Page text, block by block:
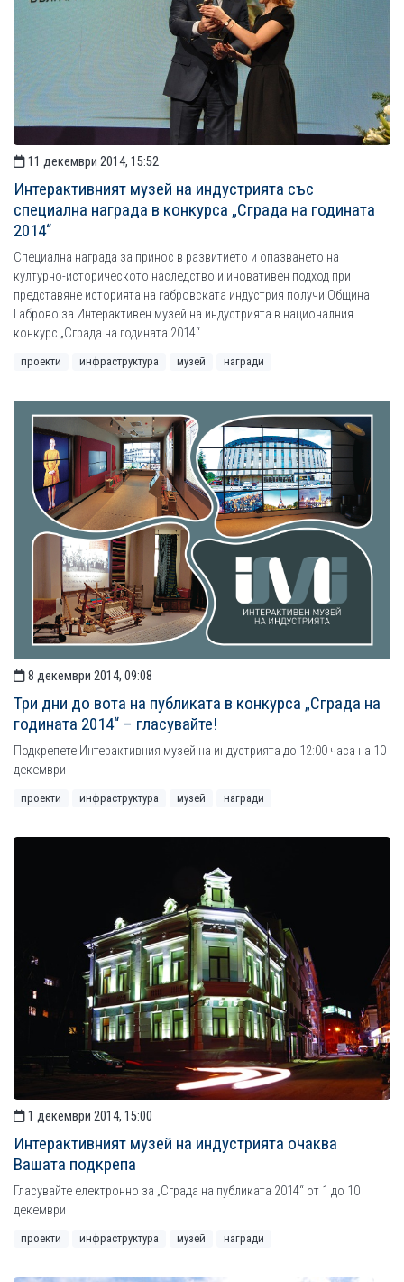
11 декември 2014, 15:52
Интерактивният музей на индустрията със
специална награда в конкурса „Сграда на годината
2014“
Специална награда за принос в развитието и опазването на
културно-историческото наследство и иновативен подход при
представяне историята на габровската индустрия получи Община
Габрово за Интерактивен музей на индустрията в националния
конкурс „Сграда на годината 2014“
проекти инфраструктура музей награди
8 декември 2014, 09:08
Три дни до вота на публиката в конкурса „Сграда на
годината 2014“ – гласувайте!
Подкрепете Интерактивния музей на индустрията до 12:00 часа на 10
декември
проекти инфраструктура музей награди
1 декември 2014, 15:00
Интерактивният музей на индустрията очаква
Вашата подкрепа
Гласувайте електронно за „Сграда на публиката 2014“ от 1 до 10
декември
проекти инфраструктура музей награди